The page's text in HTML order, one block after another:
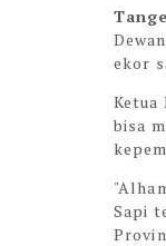
ekor
Ketua
bisa
Sapi